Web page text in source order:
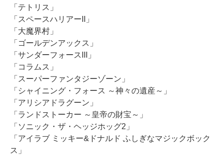
「テトリス」
「スペースハリアーII」
「大魔界村」
「ゴールデンアックス」
「サンダーフォースIII」
「コラムス」
「スーパーファンタジーゾーン」
「シャイニング・フォース ～神々の遺産～」
「アリシアドラグーン」
「ランドストーカー ～皇帝の財宝～」
「ソニック・ザ・ヘッジホッグ2」
「アイラブ ミッキー&ドナルド ふしぎなマジックボック
ス」